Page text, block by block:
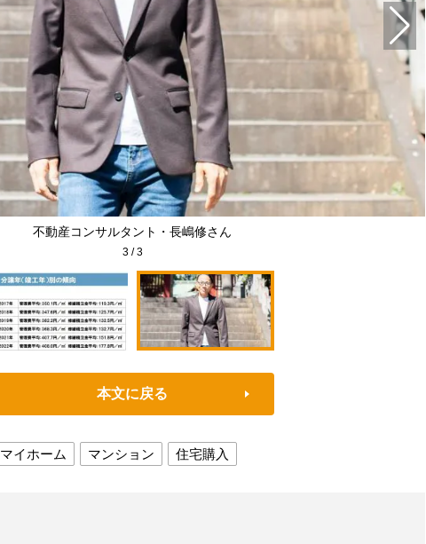
不動産コンサルタント・長嶋修さん
3/3
本文に戻る
マイホーム マンション 住宅購入